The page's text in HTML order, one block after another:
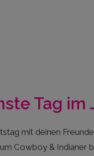
Tag im
mit deinen
Cowboy & Indianer